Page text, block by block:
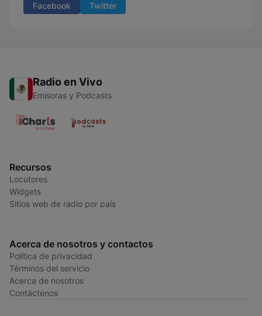
Facebook Twitter
Radio en Vivo
Emisoras y Podcasts
Recursos
Locutores
Widgets
Sitios web de radio por país
Acerca de nosotros y contactos
Política de privacidad
Términos del servicio
Acerca de nosotros
Contáctenos